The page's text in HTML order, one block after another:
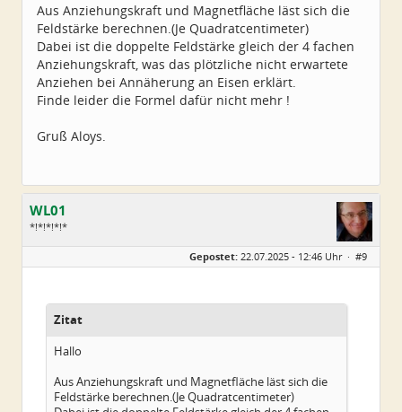
Aus Anziehungskraft und Magnetfläche läst sich die
Feldstärke berechnen.(Je Quadratcentimeter)
Dabei ist die doppelte Feldstärke gleich der 4 fachen
Anziehungskraft, was das plötzliche nicht erwartete
Anziehen bei Annäherung an Eisen erklärt.
Finde leider die Formel dafür nicht mehr !
Gruß Aloys.
WL01
*!*!*!*!*
Geschlecht:
Beiträge:
539
Gepostet: 22.07.2025 - 12:46 Uhr · #9
Zitat
Hallo
Aus Anziehungskraft und Magnetfläche läst sich die
Feldstärke berechnen.(Je Quadratcentimeter)